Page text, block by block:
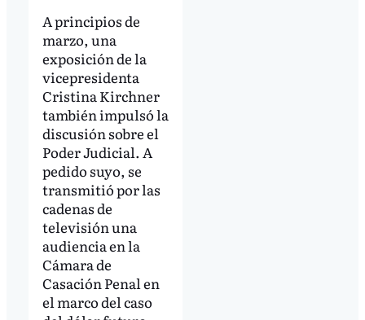
A principios de
marzo, una
exposición de la
vicepresidenta
Cristina Kirchner
también impulsó la
discusión sobre el
Poder Judicial. A
pedido suyo, se
transmitió por las
cadenas de
televisión una
audiencia en la
Cámara de
Casación Penal en
el marco del caso